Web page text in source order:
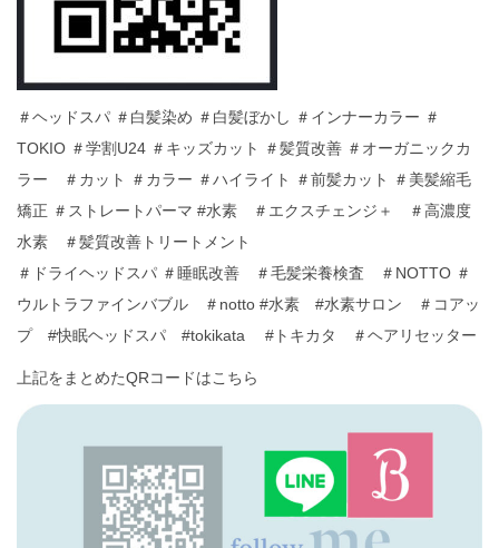
＃ヘッドスパ ＃白髪染め ＃白髪ぼかし ＃インナーカラー ＃
TOKIO ＃学割U24 ＃キッズカット ＃髪質改善 ＃オーガニックカ
ラー ＃カット ＃カラー ＃ハイライト ＃前髪カット ＃美髪縮毛
矯正 ＃ストレートパーマ #水素 ＃エクスチェンジ＋ ＃高濃度
水素 ＃髪質改善トリートメント
＃ドライヘッドスパ ＃睡眠改善 ＃毛髪栄養検査 ＃NOTTO ＃
ウルトラファインバブル ＃notto #水素 #水素サロン ＃コアッ
プ #快眠ヘッドスパ #tokikata #トキカタ ＃ヘアリセッター
上記をまとめたQRコードはこちら